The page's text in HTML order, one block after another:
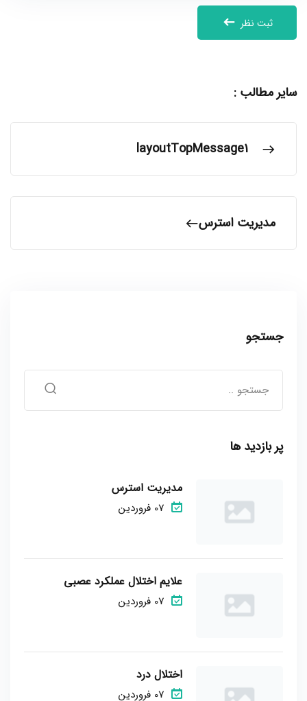
ثبت نظر
سایر مطالب :
layoutTopMessage1
مدیریت استرس
جستجو
پر بازدید ها
مدیریت استرس
07 فروردین
علایم اختلال عملکرد عصبی
07 فروردین
اختلال درد
07 فروردین